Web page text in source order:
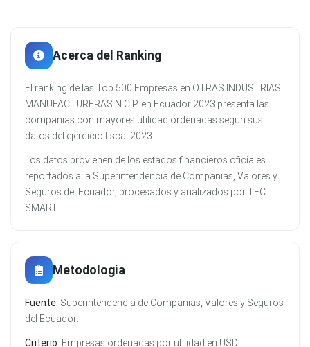
Acerca del Ranking
El ranking de las Top 500 Empresas en OTRAS INDUSTRIAS
MANUFACTURERAS N.C.P. en Ecuador 2023 presenta las
companias con mayores utilidad ordenadas segun sus
datos del ejercicio fiscal 2023.
Los datos provienen de los estados financieros oficiales
reportados a la Superintendencia de Companias, Valores y
Seguros del Ecuador, procesados y analizados por TFC
SMART.
Metodologia
Fuente: Superintendencia de Companias, Valores y Seguros
del Ecuador.
Criterio: Empresas ordenadas por utilidad en USD.